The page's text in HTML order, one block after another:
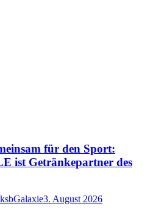
für den Sport:
ist Getränkepartner des
ksbGalaxie3. August 2026